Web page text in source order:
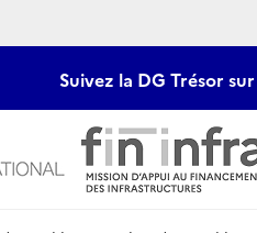
Suivez la DG Trésor